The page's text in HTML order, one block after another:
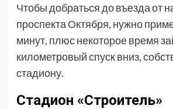
Чтобы добраться до въезда от
проспекта Октября, нужно
минут, плюс некоторое время
километровый спуск вниз,
стадиону.
Стадион «Строитель»